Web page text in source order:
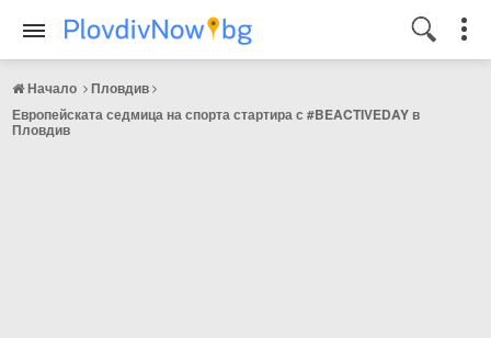
Начало
Пловдив
Европейската седмица на спорта стартира с #BEACTIVEDAY в
Пловдив